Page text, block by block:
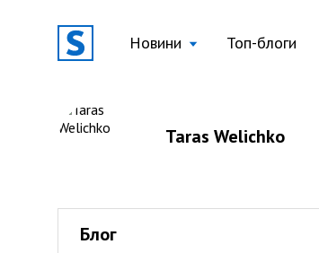
Новини Топ-блоги
Taras Welichko
Блог